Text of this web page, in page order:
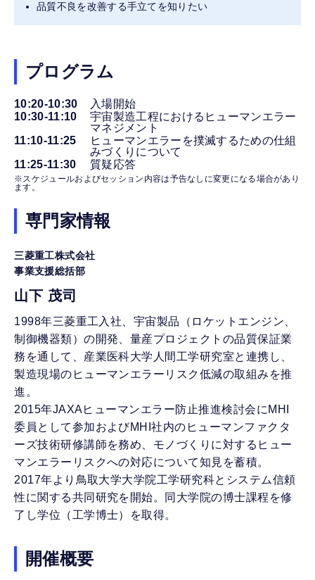
品質不良を改善する手立てを知りたい
プログラム
10:20-10:30
入場開始
10:30-11:10
宇宙製造工程におけるヒューマンエラー
マネジメント
11:10-11:25
ヒューマンエラーを撲滅するための仕組
みづくりについて
11:25-11:30
質疑応答
※スケジュールおよびセッション内容は予告なしに変更になる場合があり
ます。
専門家情報
三菱重工株式会社
事業支援総括部
山下 茂司
1998年三菱重工入社、宇宙製品（ロケットエンジン、
制御機器類）の開発、量産プロジェクトの品質保証業
務を通して、産業医科大学人間工学研究室と連携し、
製造現場のヒューマンエラーリスク低減の取組みを推
進。
2015年JAXAヒューマンエラー防止推進検討会にMHI
委員として参加およびMHI社内のヒューマンファクタ
ーズ技術研修講師を務め、モノづくりに対するヒュー
マンエラーリスクへの対応について知見を蓄積。
2017年より鳥取大学大学院工学研究科とシステム信頼
性に関する共同研究を開始。同大学院の博士課程を修
了し学位（工学博士）を取得。
開催概要